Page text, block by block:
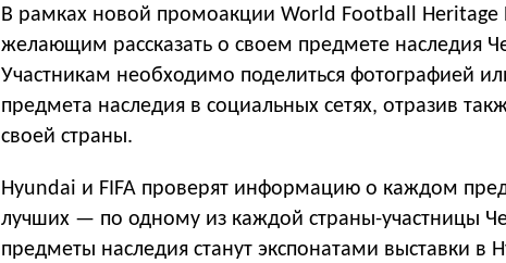
В рамках новой промоакции World Football Heritage
желающим рассказать о своем предмете наследия
Участникам необходимо поделиться фотографией
предмета наследия в социальных сетях, отразив
своей страны.
Hyundai и FIFA проверят информацию о каждом
лучших — по одному из каждой страны-участницы
предметы наследия станут экспонатами выставки в